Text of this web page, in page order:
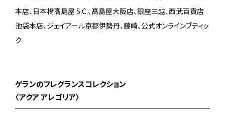
本店、日本橋髙島屋 S.C.、髙島屋大阪店、銀座三越、西武百貨店
池袋本店、ジェイアール京都伊勢丹、藤崎、公式オンラインブティッ
ク
ゲランのフレグランスコレクション
〈アクア アレゴリア〉